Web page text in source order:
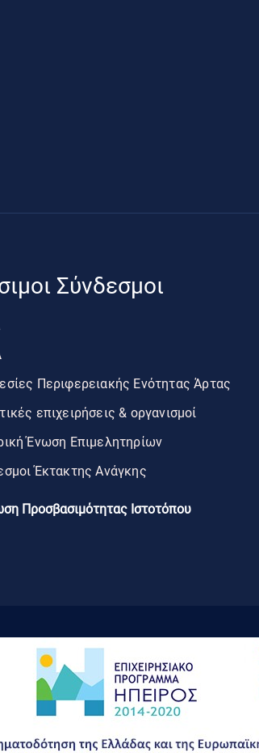
Σύνδεσμοι
Περιφερειακής Ενότητας Άρτας
επιχειρήσεις & οργανισμοί
Ένωση Επιμελητηρίων
Έκτακτης Ανάγκης
Προσβασιμότητας Ιστοτόπου